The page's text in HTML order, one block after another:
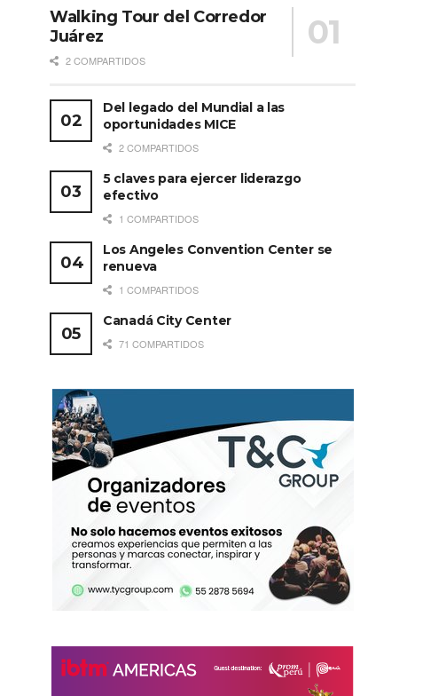
Walking Tour del Corredor
Juárez
2 COMPARTIDOS
Del legado del Mundial a las
oportunidades MICE
2 COMPARTIDOS
5 claves para ejercer liderazgo
efectivo
1 COMPARTIDOS
Los Angeles Convention Center se
renueva
1 COMPARTIDOS
Canadá City Center
71 COMPARTIDOS